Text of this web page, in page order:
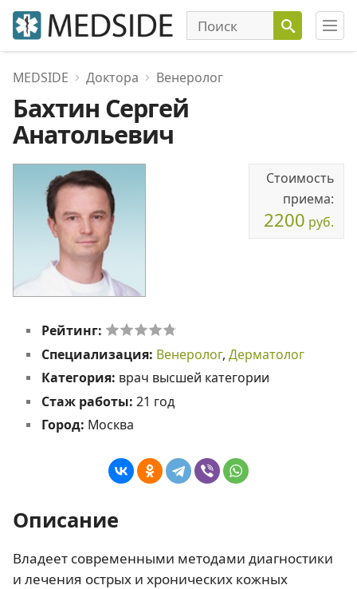
MEDSIDE Доктора Венеролог
Бахтин Сергей
Анатольевич
Стоимость
приема:
2200 руб.
Рейтинг:
Специализация: Венеролог, Дерматолог
Категория: врач высшей категории
Стаж работы: 21 год
Город: Москва
Описание
Владеет современными методами диагностики
и лечения острых и хронических кожных